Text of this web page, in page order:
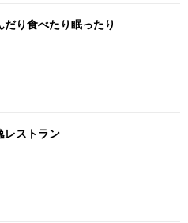
だり食べたり眠ったり
レストラン